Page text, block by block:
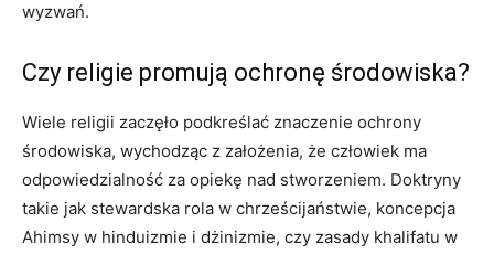
wyzwań.
Czy religie promują ochronę środowiska?
Wiele religii zaczęło podkreślać znaczenie ochrony
środowiska, wychodząc z założenia, że człowiek ma
odpowiedzialność za opiekę nad stworzeniem. Doktryny
takie jak stewardska rola w chrześcijaństwie, koncepcja
Ahimsy w hinduizmie i dżinizmie, czy zasady khalifatu w